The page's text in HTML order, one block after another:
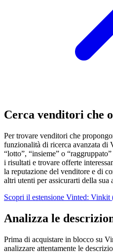
Cerca venditori che
Per trovare venditori che
funzionalità di ricerca avanzata di
“lotto”, “insieme” o
i risultati e trovare offerte
la reputazione del venditore e di
altri utenti per assicurarti della sua
Scopri il estensione Vinted:
Analizza le
Prima di acquistare in blocco su
analizzare attentamente le